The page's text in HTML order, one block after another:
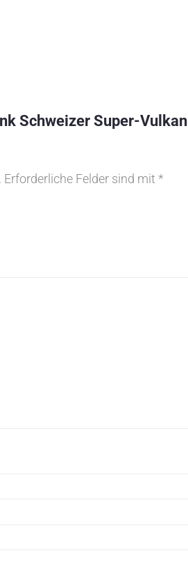
Schweizer Super-Vulkan
Erforderliche Felder sind mit *